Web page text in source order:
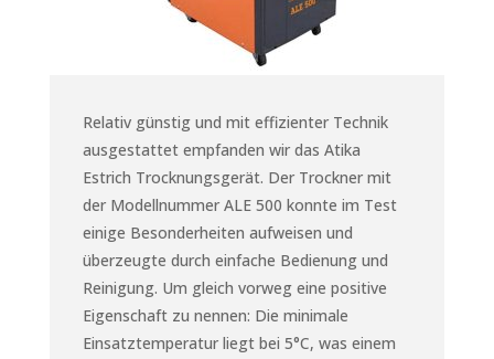
Relativ günstig und mit effizienter Technik
ausgestattet empfanden wir das Atika
Estrich Trocknungsgerät. Der Trockner mit
der Modellnummer ALE 500 konnte im Test
einige Besonderheiten aufweisen und
überzeugte durch einfache Bedienung und
Reinigung. Um gleich vorweg eine positive
Eigenschaft zu nennen: Die minimale
Einsatztemperatur liegt bei 5°C, was einem